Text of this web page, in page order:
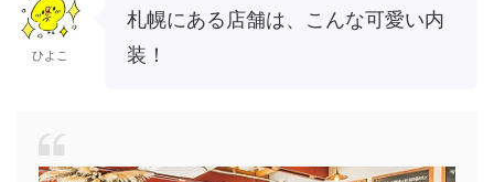
ひよこ
札幌にある店舗は、こんな可愛い内
装！